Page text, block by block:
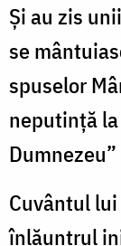
Şi au zis
se
spuselor
neputinţă
Cuvântul
înlăuntrul